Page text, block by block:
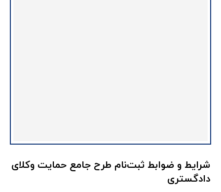
شرایط و ضوابط ثبت‌نام طرح جامع حمایت وکلای
دادگستری